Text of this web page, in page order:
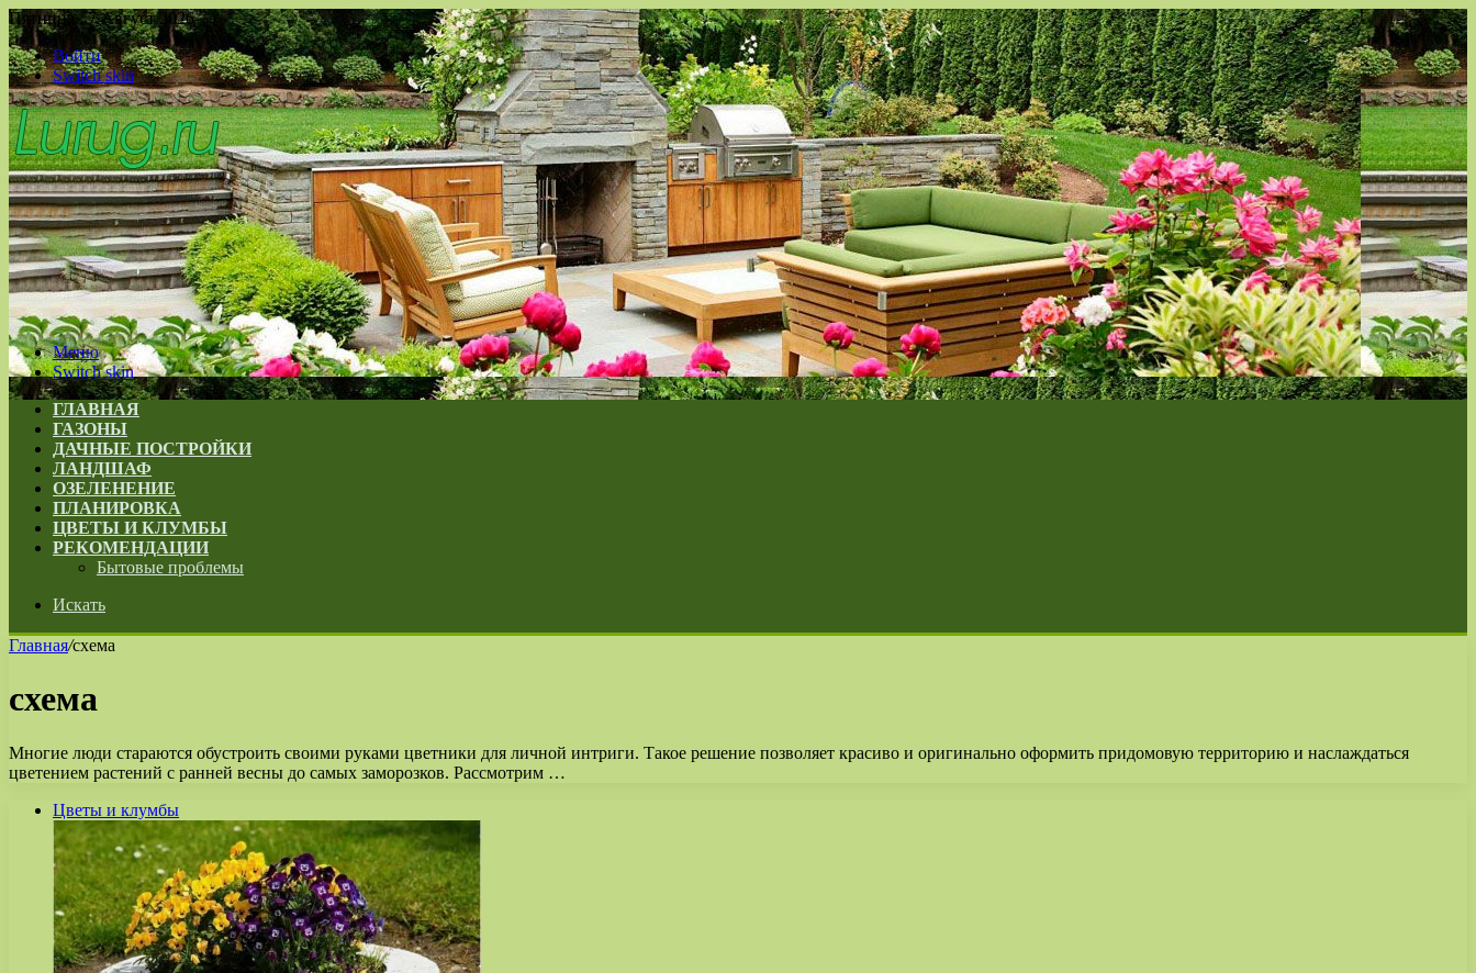
Пятница , 7 Август 2026
Войти
Switch skin
Меню
Switch skin
ГЛАВНАЯ
ГАЗОНЫ
ДАЧНЫЕ ПОСТРОЙКИ
ЛАНДШАФ
ОЗЕЛЕНЕНИЕ
ПЛАНИРОВКА
ЦВЕТЫ И КЛУМБЫ
РЕКОМЕНДАЦИИ
Бытовые проблемы
Искать
Главная/схема
схема
Многие люди стараются обустроить своими руками цветники для личной интриги. Такое решение позволяет красиво и оригинально оформить придомовую территорию и наслаждаться
цветением растений с ранней весны до самых заморозков. Рассмотрим …
Цветы и клумбы